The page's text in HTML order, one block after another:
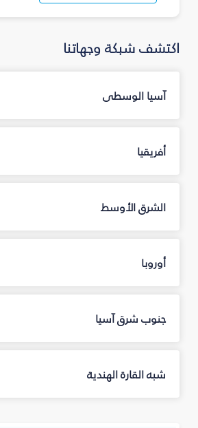
اكتشف شبكة وجهاتنا
آسيا الوسطى
أفريقيا
الشرق الأوسط
أوروبا
جنوب شرق آسيا
شبه القارة الهندية